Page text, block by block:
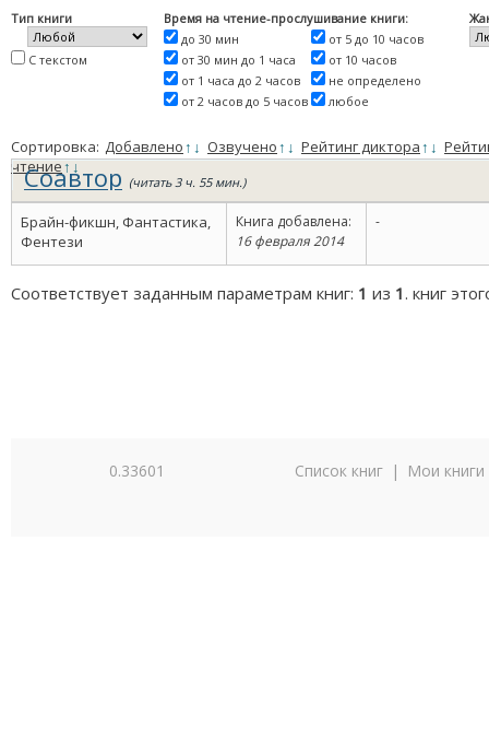
Тип книги
С текстом
Время на чтение-прослушивание книги:
до 30 мин
от 30 мин до 1 часа
от 1 часа до 2 часов
от 2 часов до 5 часов
от 5 до 10 часов
от 10 часов
не определено
любое
Сортировка: Добавлено↑ ↓ Озвучено↑ ↓ Рейтинг диктора↑ ↓
чтение↑↓
Соавтор (читать 3 ч. 55 мин.)
Брайн-фикшн, Фантастика,
Фентези
Книга добавлена:
16 февраля 2014
-
Соответствует заданным параметрам книг: 1 из 1. книг
0.33601 Список книг | Мои книги